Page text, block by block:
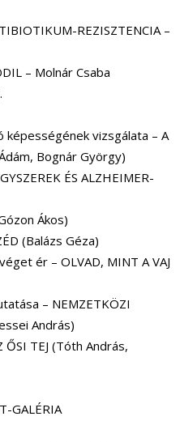
REZISZTENCIA –
– Molnár Csaba
vizsgálata – A
Bognár György)
ÉS ALZHEIMER-
Ákos)
(Balázs Géza)
ér – OLVAD, MINT A VAJ
– NEMZETKÖZI
András)
TEJ (Tóth András,
GALÉRIA